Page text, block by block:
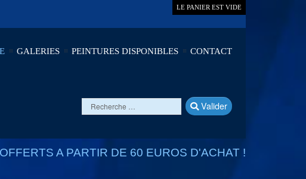
LE PANIER EST VIDE
GALERIES PEINTURES DISPONIBLES CONTACT
Valider
A PARTIR DE 60 EUROS D'ACHAT !